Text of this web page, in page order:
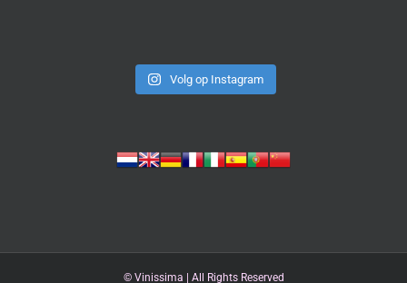
Volg op Instagram
© Vinissima | All Rights Reserved